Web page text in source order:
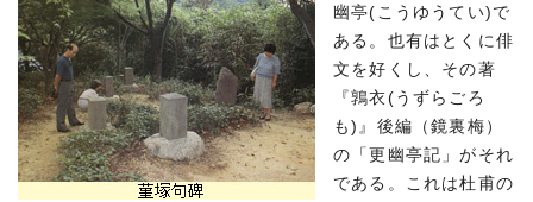
幽亭(こうゆうてい)で
ある。也有はとくに俳
文を好くし、その著
『鶉衣(うずらごろ
も)』後編（鏡裏梅）
の「更幽亭記」がそれ
である。これは杜甫の